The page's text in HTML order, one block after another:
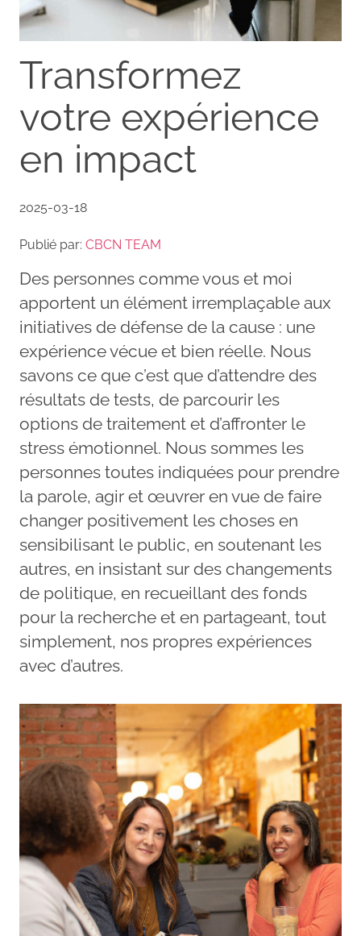
Transformez
votre expérience
en impact
2025-03-18
Publié par: CBCN TEAM
Des personnes comme vous et moi
apportent un élément irremplaçable aux
initiatives de défense de la cause : une
expérience vécue et bien réelle. Nous
savons ce que c’est que d’attendre des
résultats de tests, de parcourir les
options de traitement et d’affronter le
stress émotionnel. Nous sommes les
personnes toutes indiquées pour prendre
la parole, agir et œuvrer en vue de faire
changer positivement les choses en
sensibilisant le public, en soutenant les
autres, en insistant sur des changements
de politique, en recueillant des fonds
pour la recherche et en partageant, tout
simplement, nos propres expériences
avec d’autres.